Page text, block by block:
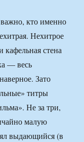
кто именно
Нехитрое
стена
— весь
Зато
титры
Не за три,
малую
выдающийся (в